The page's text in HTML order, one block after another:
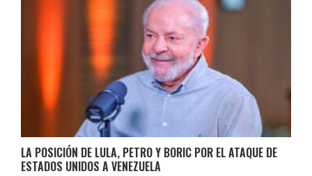
LA POSICIÓN DE LULA, PETRO Y BORIC POR EL ATAQUE DE
ESTADOS UNIDOS A VENEZUELA